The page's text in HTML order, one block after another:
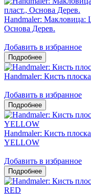
Handmaler: Макловица:
Основа Дерев.
Добавить в избранное
Handmaler: Кисть
Добавить в избранное
Handmaler: Кисть
YELLOW
Добавить в избранное